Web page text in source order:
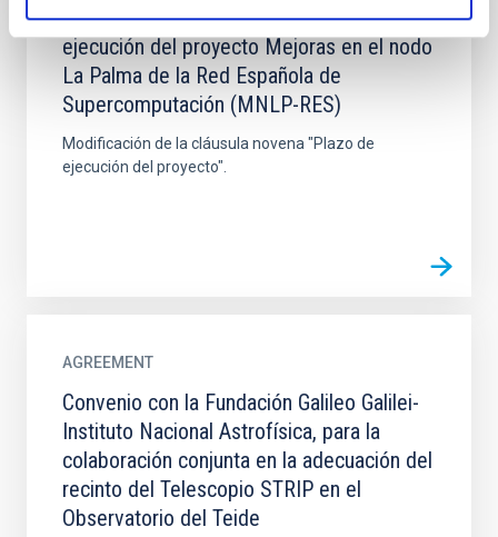
Instituto de Astrofísica de Canarias para la
ejecución del proyecto Mejoras en el nodo
La Palma de la Red Española de
Supercomputación (MNLP-RES)
Modificación de la cláusula novena "Plazo de
ejecución del proyecto".
AGREEMENT
Convenio con la Fundación Galileo Galilei-
Instituto Nacional Astrofísica, para la
colaboración conjunta en la adecuación del
recinto del Telescopio STRIP en el
Observatorio del Teide